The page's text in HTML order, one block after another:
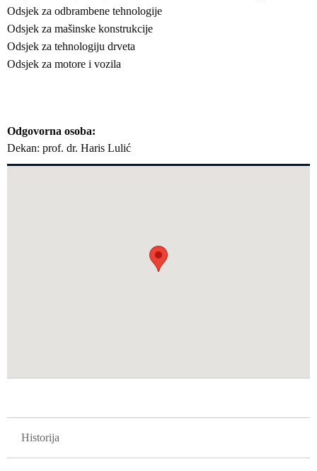
Odsjek za odbrambene tehnologije
Odsjek za mašinske konstrukcije
Odsjek za tehnologiju drveta
Odsjek za motore i vozila
Odgovorna osoba
Dekan: prof. dr. Haris Lulić
Historija